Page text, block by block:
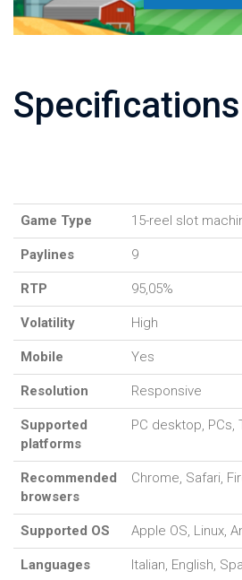
Specifications
Game Type 15-reel slot
Paylines 9
RTP 95,05%
Volatility High
Mobile Yes
Resolution Responsive
Supported
platforms
PC desktop, PCs,
Recommended
browsers
Chrome, Safari,
Supported OS Apple OS, Linux,
Languages Italian, English,